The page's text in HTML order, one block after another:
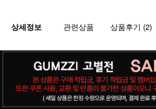
상세정보 관련상품 상품후기 (2)